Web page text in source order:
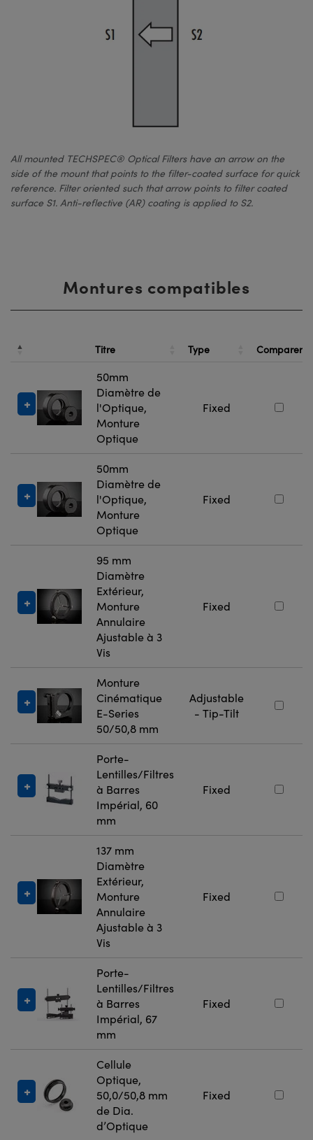
All mounted TECHSPEC® Optical Filters have an arrow on the
side of the mount that points to the filter-coated surface for quick
reference. Filter oriented such that arrow points to filter coated
surface S1. Anti-reflective (AR) coating is applied to S2.
Montures compatibles
Titre Type Comparer
50mm
Diamètre de
l'Optique,
Monture
Optique
Fixed
50mm
Diamètre de
l'Optique,
Monture
Optique
Fixed
95 mm
Diamètre
Extérieur,
Monture
Annulaire
Ajustable à 3
Vis
Fixed
Monture
Cinématique
E-Series
50/50,8 mm
Adjustable
- Tip-Tilt
Porte-
Lentilles/Filtres
à Barres
Impérial, 60
mm
Fixed
137 mm
Diamètre
Extérieur,
Monture
Annulaire
Ajustable à 3
Vis
Fixed
Porte-
Lentilles/Filtres
à Barres
Impérial, 67
mm
Fixed
Cellule
Optique,
50,0/50,8 mm
de Dia.
d’Optique
Fixed